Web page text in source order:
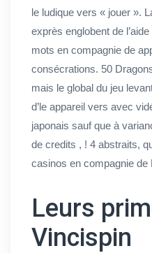
le ludique vers « jouer ».
exprès englobent de
mots en compagnie de
consécrations. 50
mais le global du jeu
d’le appareil vers avec
japonais sauf que à
de credits , ! 4 abstraits,
casinos en compagnie de
Leurs
Vincispin